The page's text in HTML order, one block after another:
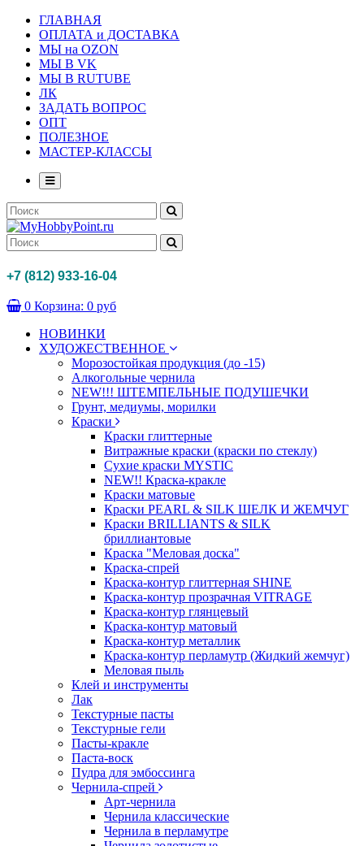
ГЛАВНАЯ
ОПЛАТА и ДОСТАВКА
МЫ на OZON
МЫ В VK
МЫ В RUTUBE
ЛК
ЗАДАТЬ ВОПРОС
ОПТ
ПОЛЕЗНОЕ
МАСТЕР-КЛАССЫ
+7 (812) 933-16-04
0 Корзина: 0 руб
НОВИНКИ
ХУДОЖЕСТВЕННОЕ
Морозостойкая продукция (до -15)
Алкогольные чернила
NEW!!! ШТЕМПЕЛЬНЫЕ ПОДУШЕЧКИ
Грунт, медиумы, морилки
Краски
Краски глиттерные
Витражные краски (краски по стеклу)
Сухие краски MYSTIC
NEW!! Краска-кракле
Краски матовые
Краски PEARL & SILK ШЕЛК И ЖЕМЧУГ
Краски BRILLIANTS & SILK
бриллиантовые
Краска "Меловая доска"
Краска-спрей
Краска-контур глиттерная SHINE
Краска-контур прозрачная VITRAGE
Краска-контур глянцевый
Краска-контур матовый
Краска-контур металлик
Краска-контур перламутр (Жидкий жемчуг)
Меловая пыль
Клей и инструменты
Лак
Текстурные пасты
Текстурные гели
Пасты-кракле
Паста-воск
Пудра для эмбоссинга
Чернила-спрей
Арт-чернила
Чернила классические
Чернила в перламутре